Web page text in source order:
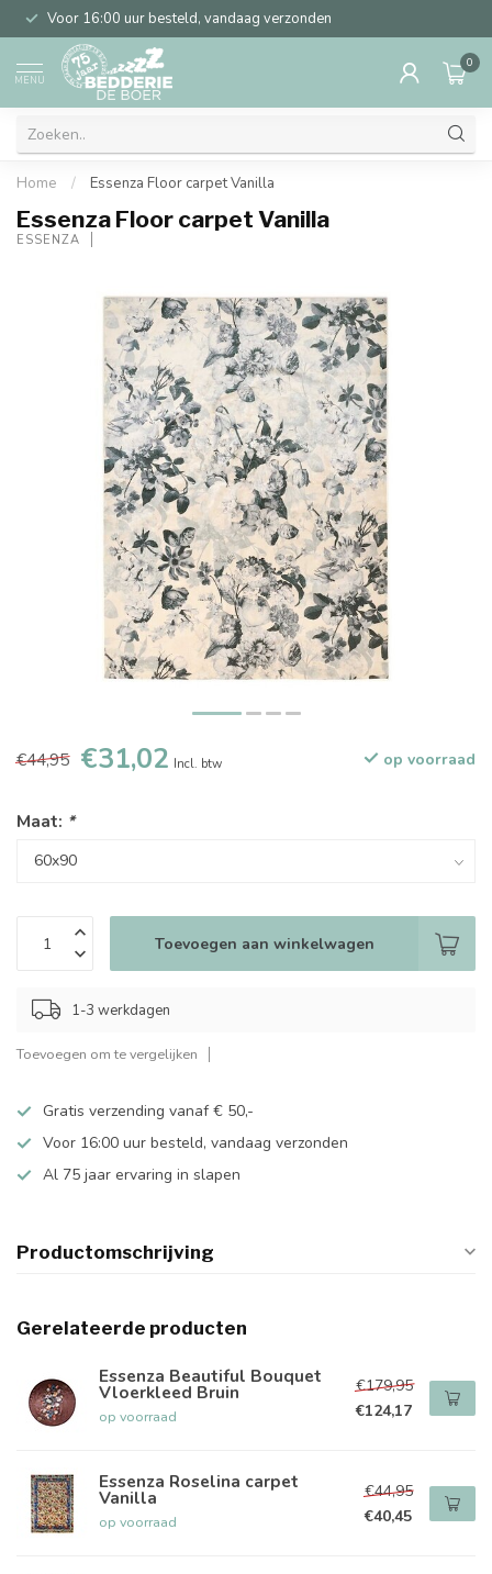
Voor 16:00 uur besteld, vandaag verzonden
MENU
0
Home / Essenza Floor carpet Vanilla
Essenza Floor carpet Vanilla
ESSENZA
€44,95 €31,02 Incl. btw op voorraad
Maat: *
Toevoegen aan winkelwagen
1-3 werkdagen
Toevoegen om te vergelijken
Gratis verzending vanaf € 50,-
Voor 16:00 uur besteld, vandaag verzonden
Al 75 jaar ervaring in slapen
Productomschrijving
Gerelateerde producten
Essenza Beautiful Bouquet
Vloerkleed Bruin
op voorraad
€179,95
€124,17
Essenza Roselina carpet
Vanilla
op voorraad
€44,95
€40,45